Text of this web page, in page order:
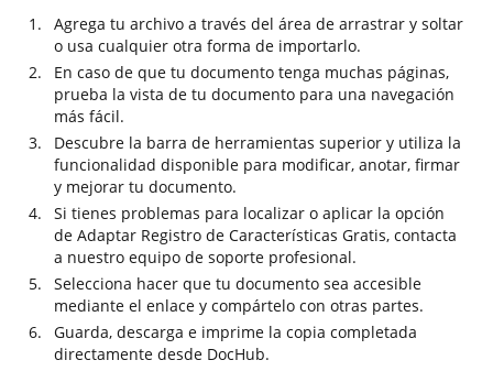
Agrega tu archivo a través del área de arrastrar y soltar
o usa cualquier otra forma de importarlo.
En caso de que tu documento tenga muchas páginas,
prueba la vista de tu documento para una navegación
más fácil.
Descubre la barra de herramientas superior y utiliza la
funcionalidad disponible para modificar, anotar, firmar
y mejorar tu documento.
Si tienes problemas para localizar o aplicar la opción
de Adaptar Registro de Características Gratis, contacta
a nuestro equipo de soporte profesional.
Selecciona hacer que tu documento sea accesible
mediante el enlace y compártelo con otras partes.
Guarda, descarga e imprime la copia completada
directamente desde DocHub.